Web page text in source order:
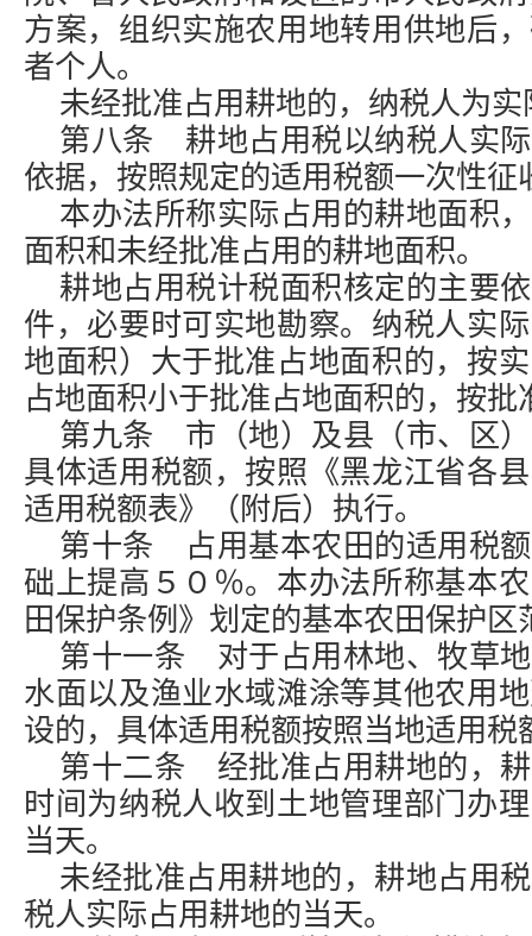
方案，组织实施农用地转用供地后
者个人。
未经批准占用耕地的，纳税人为
第八条 耕地占用税以纳税人实
依据，按照规定的适用税额一次性征
本办法所称实际占用的耕地面积
面积和未经批准占用的耕地面积。
耕地占用税计税面积核定的主要
件，必要时可实地勘察。纳税人实
地面积）大于批准占地面积的，按
占地面积小于批准占地面积的，按批
第九条 市（地）及县（市、区
具体适用税额，按照《黑龙江省各
适用税额表》（附后）执行。
第十条 占用基本农田的适用税
础上提高５０％。本办法所称基本
田保护条例》划定的基本农田保护区
第十一条 对于占用林地、牧草
水面以及渔业水域滩涂等其他农用
设的，具体适用税额按照当地适用税
第十二条 经批准占用耕地的，
时间为纳税人收到土地管理部门办
当天。
未经批准占用耕地的，耕地占用
税人实际占用耕地的当天。